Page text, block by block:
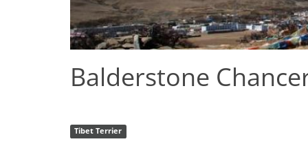
Balderstone
Tibet Terrier